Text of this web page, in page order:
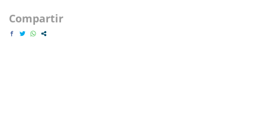
Compartir